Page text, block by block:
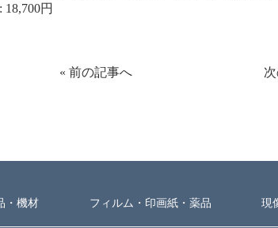
円
« 前の記事へ
・機材 フィルム・印画紙・薬品 現